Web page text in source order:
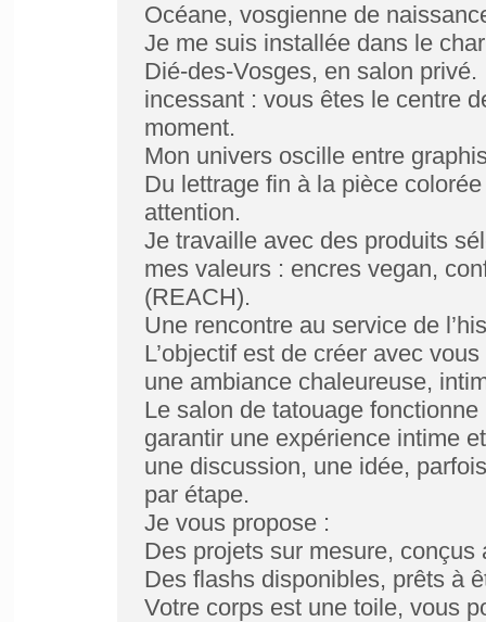
Océane, vosgienne de
Je me suis installée dans le
Dié-des-Vosges, en salon
incessant : vous êtes le centre
moment.
Mon univers oscille entre
Du lettrage fin à la pièce
attention.
Je travaille avec des produits
mes valeurs : encres vegan,
(REACH).
Une rencontre au service de
L’objectif est de créer avec
une ambiance chaleureuse,
Le salon de tatouage
garantir une expérience intime
une discussion, une idée,
par étape.
Je vous propose :
Des projets sur mesure, conçus
Des flashs disponibles, prêts à
Votre corps est une toile, vous